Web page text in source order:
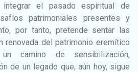
el pasado espiritual de
patrimoniales presentes y
por tanto, pretende sentar las
renovada del patrimonio eremítico
camino de sensibilización,
de un legado que, aún hoy, sigue